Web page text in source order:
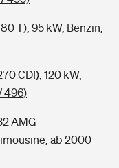
T), 95 kW, Benzin,
CDI), 120 kW,
496)
AMG
ab 2000